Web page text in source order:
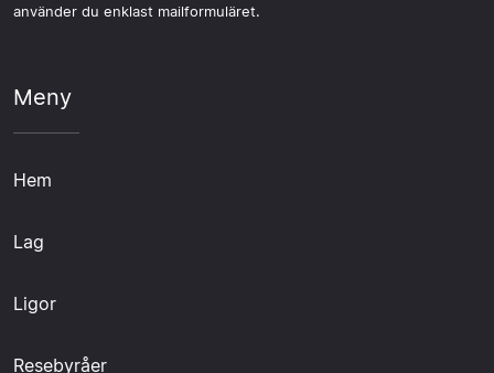
använder du enklast mailformuläret.
Meny
Hem
Lag
Ligor
Resebyråer